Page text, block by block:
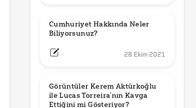
Cumhuriyet Hakkında Neler
Biliyorsunuz?
28 Ekim 2021
Görüntüler Kerem Aktürkoğlu
ile Lucas Torreira’nın Kavga
Ettiğini mi Gösteriyor?